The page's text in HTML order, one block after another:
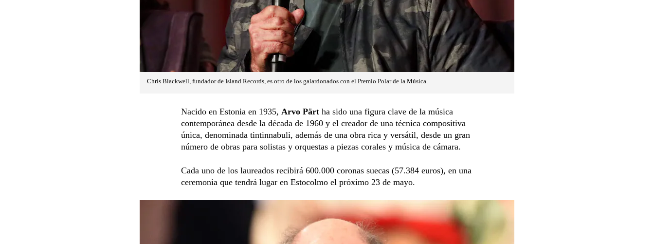
Chris Blackwell, fundador de Island Records, es otro de los galardonados con el Premio Polar de la Música.
Nacido en Estonia en 1935, Arvo Pärt ha sido una figura clave de la música
contemporánea desde la década de 1960 y el creador de una técnica compositiva
única, denominada tintinnabuli, además de una obra rica y versátil, desde un gran
número de obras para solistas y orquestas a piezas corales y música de cámara.
Cada uno de los laureados recibirá 600.000 coronas suecas (57.384 euros), en una
ceremonia que tendrá lugar en Estocolmo el próximo 23 de mayo.